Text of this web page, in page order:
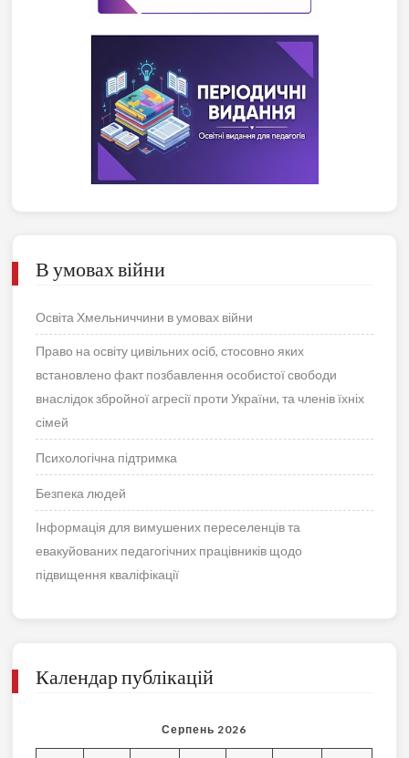
В умовах війни
Освіта Хмельниччини в умовах війни
Право на освіту цивільних осіб, стосовно яких
встановлено факт позбавлення особистої свободи
внаслідок збройної агресії проти України, та членів їхніх
сімей
Психологічна підтримка
Безпека людей
Інформація для вимушених переселенців та
евакуйованих педагогічних працівників щодо
підвищення кваліфікації
Календар публікацій
Серпень 2026